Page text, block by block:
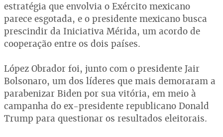
estratégia que envolvia o Exército mexicano
parece esgotada, e o presidente mexicano busca
prescindir da Iniciativa Mérida, um acordo de
cooperação entre os dois países.
López Obrador foi, junto com o presidente Jair
Bolsonaro, um dos líderes que mais demoraram a
parabenizar Biden por sua vitória, em meio à
campanha do ex-presidente republicano Donald
Trump para questionar os resultados eleitorais.